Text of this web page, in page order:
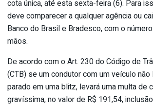
cota única, até esta sexta-feira (6). Para
deve comparecer a qualquer agência ou
Banco do Brasil e Bradesco, com o
mãos.
De acordo com o Art. 230 do Código de
(CTB) se um condutor com um veículo
parado em uma blitz, levará uma multa de
gravíssima, no valor de R$ 191,54,